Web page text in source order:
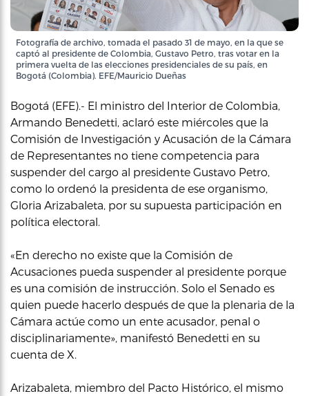
Fotografía de archivo, tomada el pasado 31 de mayo, en la que se
captó al presidente de Colombia, Gustavo Petro, tras votar en la
primera vuelta de las elecciones presidenciales de su país, en
Bogotá (Colombia). EFE/Mauricio Dueñas
Bogotá (EFE).- El ministro del Interior de Colombia,
Armando Benedetti, aclaró este miércoles que la
Comisión de Investigación y Acusación de la Cámara
de Representantes no tiene competencia para
suspender del cargo al presidente Gustavo Petro,
como lo ordenó la presidenta de ese organismo,
Gloria Arizabaleta, por su supuesta participación en
política electoral.
«En derecho no existe que la Comisión de
Acusaciones pueda suspender al presidente porque
es una comisión de instrucción. Solo el Senado es
quien puede hacerlo después de que la plenaria de la
Cámara actúe como un ente acusador, penal o
disciplinariamente», manifestó Benedetti en su
cuenta de X.
Arizabaleta, miembro del Pacto Histórico, el mismo